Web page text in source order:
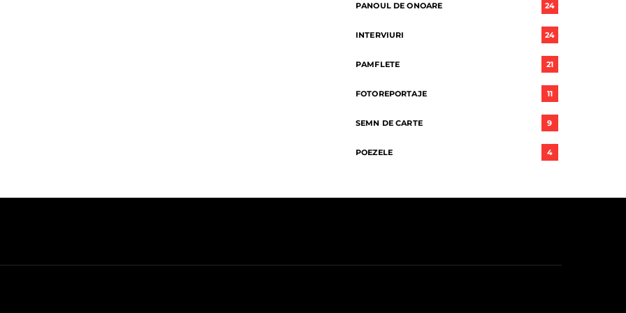
PANOUL DE ONOARE 24
INTERVIURI 24
PAMFLETE 21
FOTOREPORTAJE 11
SEMN DE CARTE 9
POEZELE 4